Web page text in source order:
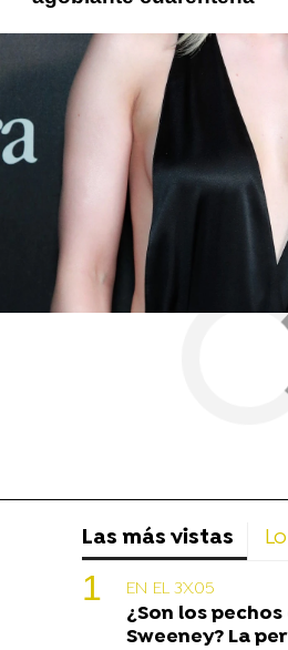
Más sobre este tema:
Dove Cameron COVID-19
Las más vistas
EN EL 3X05
¿Son los
Sweeney? La